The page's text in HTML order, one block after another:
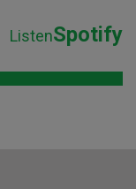
ListenSpotify